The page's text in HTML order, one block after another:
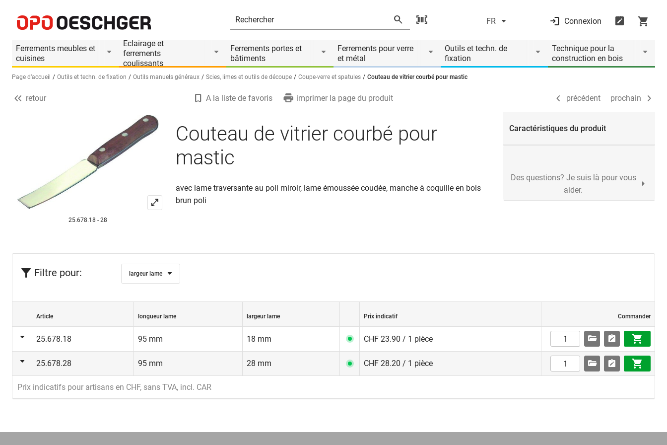
FR Connexion
Ferrements meubles et
cuisines
Eclairage et
ferrements
coulissants
Ferrements portes et
bâtiments
Ferrements pour verre
et métal
Outils et techn. de
fixation
Technique pour la
construction en bois
Sélectionnez une langue (FR)
Page d’accueil Outils et techn. de fixation Outils manuels généraux Scies, limes et outils de découpe Coupe-verre et spatules Couteau de vitrier courbé pour mastic
Informations produit
précédent prochain
retour A la liste de favoris imprimer la page du produit précédent prochain
25.678.18 - 28
Couteau de vitrier courbé pour
mastic
avec lame traversante au poli miroir, lame émoussée coudée, manche à coquille en bois
brun poli
Caractéristiques du produit
Des questions? Je suis là pour vous
aider.
Filtre pour: largeur lame
Article longueur lame largeur lame Prix indicatif Commander
25.678.18 95 mm 18 mm CHF 23.90 / 1 pièce
25.678.28 95 mm 28 mm CHF 28.20 / 1 pièce
Prix indicatifs pour artisans en CHF, sans TVA, incl. CAR